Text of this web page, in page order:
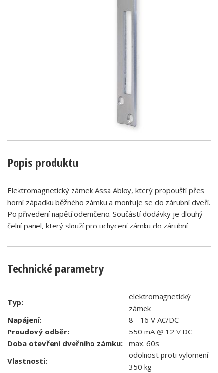
Popis produktu
Elektromagnetický zámek Assa Abloy, který propouští přes
horní západku běžného zámku a montuje se do zárubní dveří.
Po přivedení napětí odemčeno. Součástí dodávky je dlouhý
čelní panel, který slouží pro uchycení zámku do zárubní.
Technické parametry
Typ:
elektromagnetický
zámek
Napájení:
8 - 16 V AC/DC
Proudový odběr:
550 mA @ 12 V DC
Doba otevření dveřního zámku:
max. 60s
Vlastnosti:
odolnost proti vylomení
350 kg